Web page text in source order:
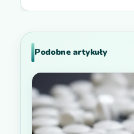
Podobne artykuły